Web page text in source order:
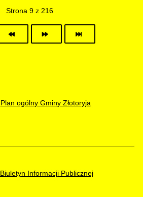
Strona 9 z 216
Plan ogólny Gminy Złotoryja
Biuletyn Informacji Publicznej